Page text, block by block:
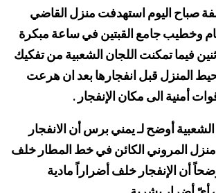
صباح اليوم استهدفت منزل القاضي
وخطيب جامع القبتين في ساعة مبكرة
فيما تمكنت اللجان الشعبية من تفكيك
المنزل قبل انفجارها بعد ان هرعت
أمنية الى مكان الإنفجار .
أوضح لـ يمني برس أن الانفجار
المروني الكائن في خط المطار خلف
أن الإنفجار خلف أضراراً مادية